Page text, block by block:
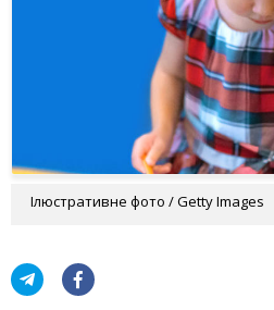
Ілюстративне фото / Getty Images